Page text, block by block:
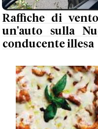
Raffiche di
un'auto sulla
conducente illesa